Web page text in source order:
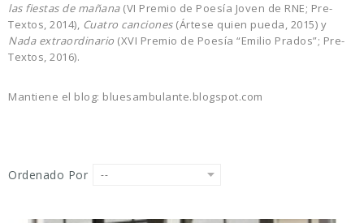
las fiestas de mañana (VI Premio de Poesía Joven de RNE; Pre-
Textos, 2014), Cuatro canciones (Ártese quien pueda, 2015) y
Nada extraordinario (XVI Premio de Poesía “Emilio Prados”; Pre-
Textos, 2016).
Mantiene el blog: bluesambulante.blogspot.com
Ordenado Por --